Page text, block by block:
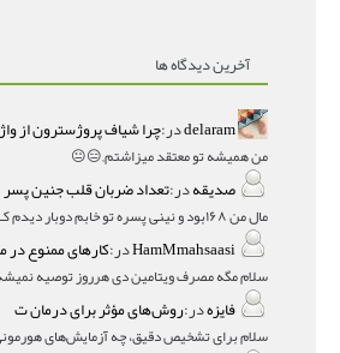
آخرین دیدگاه ها
delaramدر:چرا شیاف پروژسترون از واژ
من همیشه تو معتقد میزاشتم,,😑😐
صدیقهدر:تعداد ضربان قلب جنین پسر
HamMmahsaasiدر:کارهای ممنوع در
فایزهدر:روش‌های مؤثر برای درمان ت